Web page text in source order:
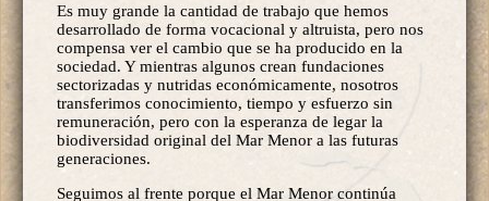
Es muy grande la cantidad de trabajo que hemos
desarrollado de forma vocacional y altruista, pero nos
compensa ver el cambio que se ha producido en la
sociedad. Y mientras algunos crean fundaciones
sectorizadas y nutridas económicamente, nosotros
transferimos conocimiento, tiempo y esfuerzo sin
remuneración, pero con la esperanza de legar la
biodiversidad original del Mar Menor a las futuras
generaciones.
Seguimos al frente porque el Mar Menor continúa